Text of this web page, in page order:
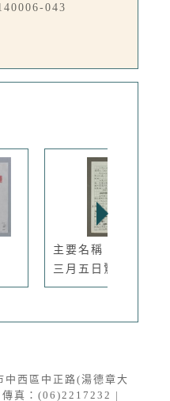
043
主要名稱：無題名：
三月五日驚...
西區中正路(湯德章大
真：(06)2217232 |